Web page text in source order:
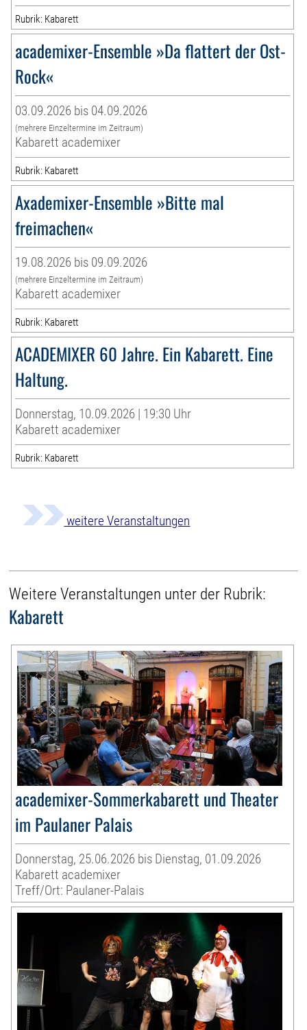
Rubrik: Kabarett
academixer-Ensemble »Da flattert der Ost-
Rock«
03.09.2026 bis 04.09.2026
(mehrere Einzeltermine im Zeitraum)
Kabarett academixer
Rubrik: Kabarett
Axademixer-Ensemble »Bitte mal
freimachen«
19.08.2026 bis 09.09.2026
(mehrere Einzeltermine im Zeitraum)
Kabarett academixer
Rubrik: Kabarett
ACADEMIXER 60 Jahre. Ein Kabarett. Eine
Haltung.
Donnerstag, 10.09.2026 | 19:30 Uhr
Kabarett academixer
Rubrik: Kabarett
weitere Veranstaltungen
Weitere Veranstaltungen unter der Rubrik:
Kabarett
academixer-Sommerkabarett und Theater
im Paulaner Palais
Donnerstag, 25.06.2026 bis Dienstag, 01.09.2026
Kabarett academixer
Treff/Ort: Paulaner-Palais